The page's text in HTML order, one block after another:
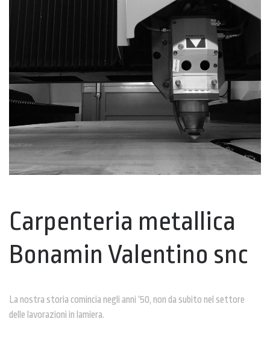
Carpenteria metallica
Bonamin Valentino snc
La nostra storia comincia negli anni ’50, non da subito nel settore
delle lavorazioni in lamiera.